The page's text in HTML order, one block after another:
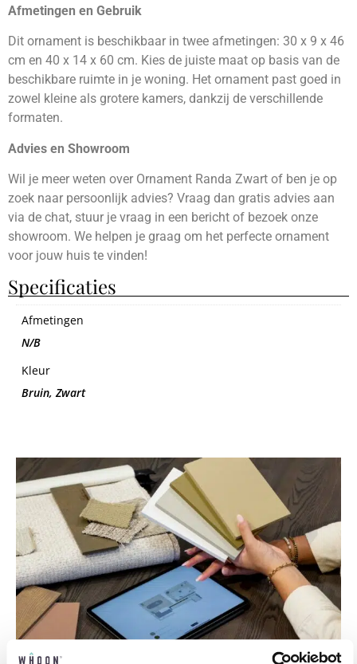
Afmetingen en Gebruik
Dit ornament is beschikbaar in twee afmetingen: 30 x 9 x 46
cm en 40 x 14 x 60 cm. Kies de juiste maat op basis van de
beschikbare ruimte in je woning. Het ornament past goed in
zowel kleine als grotere kamers, dankzij de verschillende
formaten.
Advies en Showroom
Wil je meer weten over Ornament Randa Zwart of ben je op
zoek naar persoonlijk advies? Vraag dan gratis advies aan
via de chat, stuur je vraag in een bericht of bezoek onze
showroom. We helpen je graag om het perfecte ornament
voor jouw huis te vinden!
Specificaties
Afmetingen
N/B
Kleur
Bruin, Zwart